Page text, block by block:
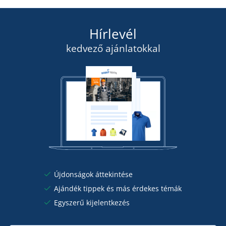
14 960 Ft
RÉSZLETEK
Hírlevél
kedvező ajánlatokkal
Újdonságok áttekintése
Ajándék tippek és más érdekes témák
Egyszerű kijelentkezés